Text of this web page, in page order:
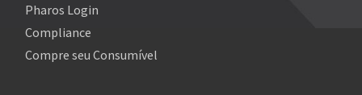
Pharos Login
Compliance
Compre seu Consumível